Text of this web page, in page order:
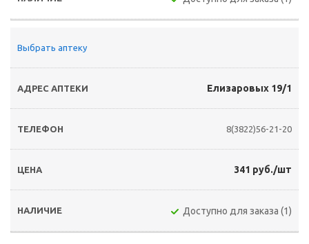
Выбрать аптеку
Елизаровых 19/1
8(3822)56-21-20
341 руб./шт
Доступно для заказа (1)